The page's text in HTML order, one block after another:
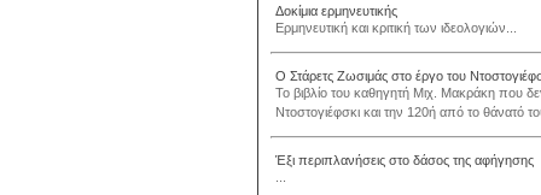
Δοκίμια ερμηνευτικής
Ερμηνευτική και κριτική των ιδεολογιών...
Ο Στάρετς Ζωσιμάς στο έργο του
Το βιβλίο του καθηγητή Μιχ. Μακράκη που
Ντοστογιέφσκι και την 120ή από το θάνατό
Έξι περιπλανήσεις στο δάσος της αφήγησης